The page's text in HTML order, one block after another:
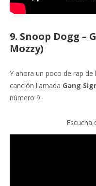
9. Snoop Dogg –
Mozzy)
Y ahora un poco de rap de
canción llamada Gang
número 9:
Escucha